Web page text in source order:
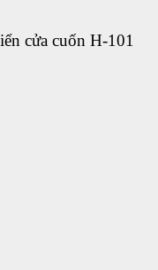
cửa cuốn H-101